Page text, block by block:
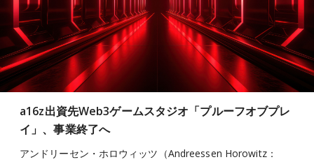
a16z出資先Web3ゲームスタジオ「プルーフオブプレ
イ」、事業終了へ
アンドリーセン・ホロウィッツ（Andreessen Horowitz：